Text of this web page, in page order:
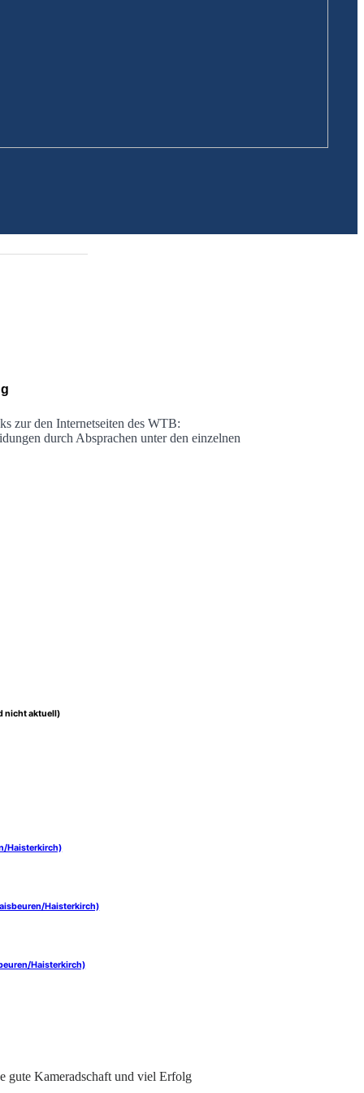
zur den Internetseiten des WTB:
durch Absprachen unter den einzelnen
nicht aktuell)
Haisterkirch)
Haisterkirch)
Haisterkirch)
gute Kameradschaft und viel Erfolg